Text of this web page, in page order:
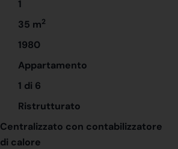
1
35 m2
1980
Appartamento
1 di 6
Ristrutturato
Centralizzato con contabilizzatore
di calore